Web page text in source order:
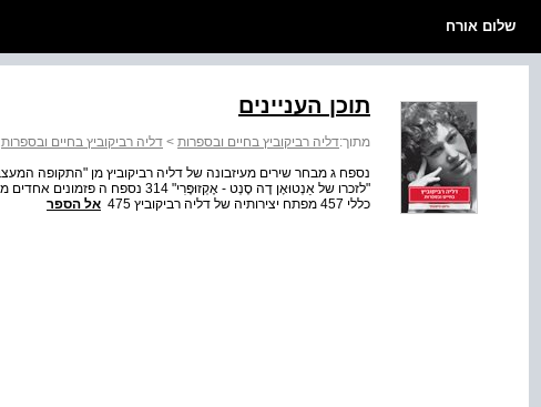
שלום אורח
תוכן העניינים
מתוך:דליה רביקוביץ בחיים ובספרות > דליה רביקוביץ בחיים ובספרות
כללי 457 מפתח יצירותיה של דליה רביקוביץ 475
אל הספר